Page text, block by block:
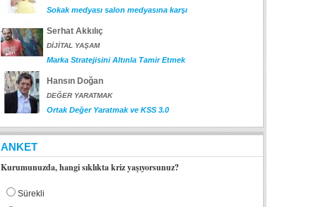
Sokak medyası salon medyasına karşı
Serhat Akkılıç
DİJİTAL YAŞAM
Marka Stratejisini Altınla Tamir Etmek
Hansın Doğan
DEĞER YARATMAK
Ortak Değer Yaratmak ve KSS 3.0
ANKET
Kurumunuzda, hangi sıklıkta kriz yaşıyorsunuz?
Sürekli